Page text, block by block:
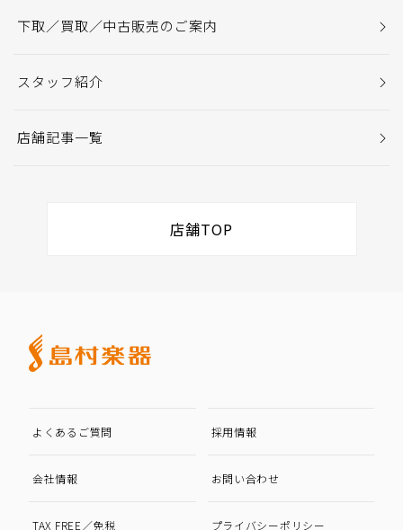
下取／買取／中古販売のご案内
スタッフ紹介
店舗記事一覧
店舗TOP
よくあるご質問 採用情報
会社情報 お問い合わせ
TAX FREE／免税 プライバシーポリシー